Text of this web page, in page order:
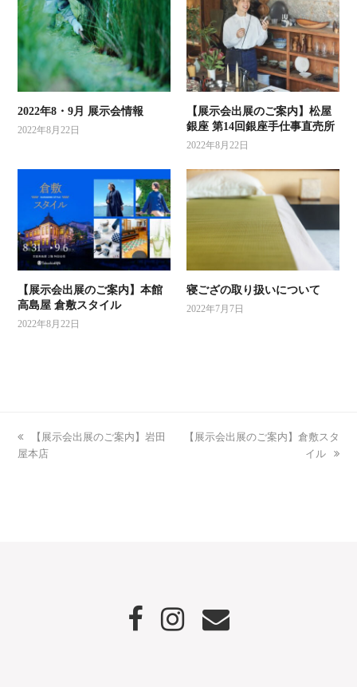
2022年8・9月 展示会情報
2022年8月22日
【展示会出展のご案内】松屋
銀座 第14回銀座手仕事直売所
2022年8月22日
【展示会出展のご案内】本館
高島屋 倉敷スタイル
2022年8月22日
寝ござの取り扱いについて
2022年7月7日
previous
post:
【展示会出展のご案内】岩田
屋本店
next
【展示会出展のご案内】倉敷スタ
イル